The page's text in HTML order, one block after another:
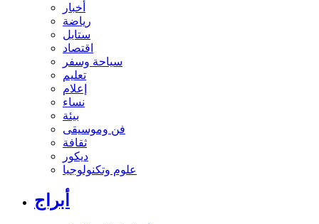
أخبار
رياضة
ستايل
اقتصاد
سياحة وسفر
تعليم
إعلام
نساء
بيئة
فن وموسيقى
ثقافة
ديكور
علوم وتكنولوجيا
أبراج